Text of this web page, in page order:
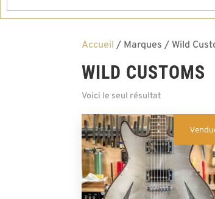
Accueil / Marques / Wild
WILD CUSTOMS
Voici le seul résultat